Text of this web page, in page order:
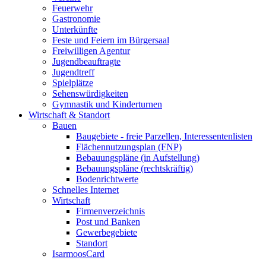
Feuerwehr
Gastronomie
Unterkünfte
Feste und Feiern im Bürgersaal
Freiwilligen Agentur
Jugendbeauftragte
Jugendtreff
Spielplätze
Sehenswürdigkeiten
Gymnastik und Kinderturnen
Wirtschaft & Standort
Bauen
Baugebiete - freie Parzellen, Interessentenlisten
Flächennutzungsplan (FNP)
Bebauungspläne (in Aufstellung)
Bebauungspläne (rechtskräftig)
Bodenrichtwerte
Schnelles Internet
Wirtschaft
Firmenverzeichnis
Post und Banken
Gewerbegebiete
Standort
IsarmoosCard